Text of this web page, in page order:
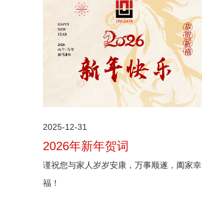
2025-12-31
2026年新年贺词
谨祝您与家人岁岁安康，万事顺遂，阖家幸
福！